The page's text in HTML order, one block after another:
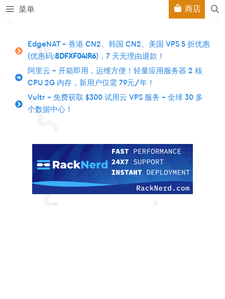
跳
菜单 商店
EdgeNAT – 香港 CN2、韩国 CN2、美国 VPS 5 折优惠
(优惠码:8DFXF04IR6)，7 天无理由退款！
阿里云 – 开箱即用，运维方便！轻量应用服务器 2 核
CPU 2G 内存，新用户仅需 79元/年！
Vultr – 免费获取 $300 试用云 VPS 服务 – 全球 30 多
个数据中心！